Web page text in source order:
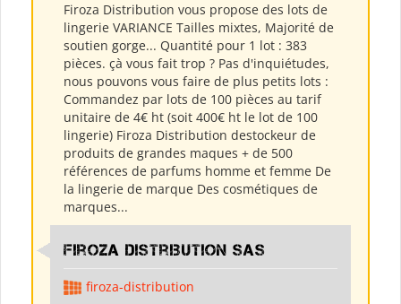
Firoza Distribution vous propose des lots de
lingerie VARIANCE Tailles mixtes, Majorité de
soutien gorge... Quantité pour 1 lot : 383
pièces. çà vous fait trop ? Pas d'inquiétudes,
nous pouvons vous faire de plus petits lots :
Commandez par lots de 100 pièces au tarif
unitaire de 4€ ht (soit 400€ ht le lot de 100
lingerie) Firoza Distribution destockeur de
produits de grandes maques + de 500
références de parfums homme et femme De
la lingerie de marque Des cosmétiques de
marques...
Firoza Distribution SAS
firoza-distribution